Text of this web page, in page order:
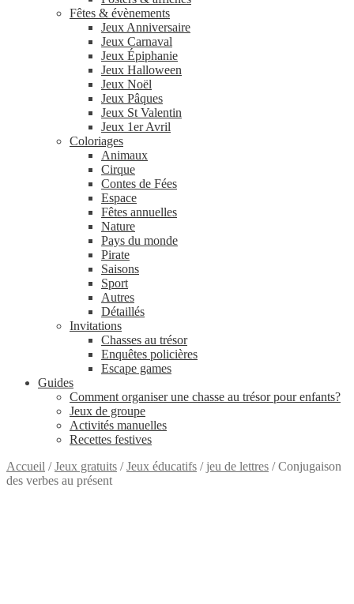
Fêtes & évènements
Jeux Anniversaire
Jeux Carnaval
Jeux Épiphanie
Jeux Halloween
Jeux Noël
Jeux Pâques
Jeux St Valentin
Jeux 1er Avril
Coloriages
Animaux
Cirque
Contes de Fées
Espace
Fêtes annuelles
Nature
Pays du monde
Pirate
Saisons
Sport
Autres
Détaillés
Invitations
Chasses au trésor
Enquêtes policières
Escape games
Guides
Comment organiser une chasse au trésor pour enfants?
Jeux de groupe
Activités manuelles
Recettes festives
Accueil /Jeux gratuits /Jeux éducatifs / jeu de lettres /Conjugaison
des verbes au présent